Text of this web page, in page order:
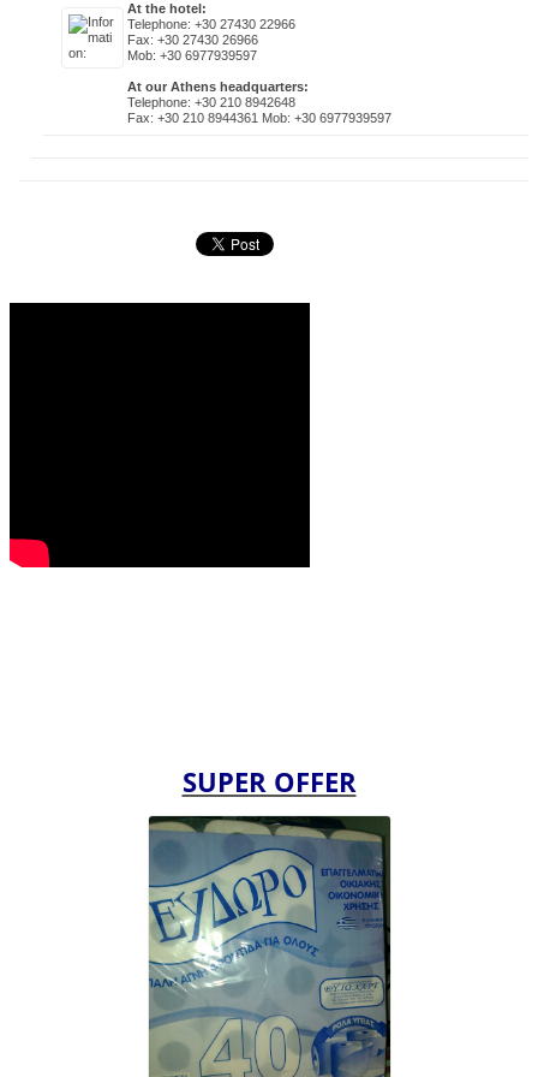
At the hotel:
Telephone: +30 27430 22966
Fax: +30 27430 26966
Mob: +30 6977939597
At our Athens headquarters:
Telephone: +30 210 8942648
Fax: +30 210 8944361 Mob: +30 6977939597
SUPER OFFER